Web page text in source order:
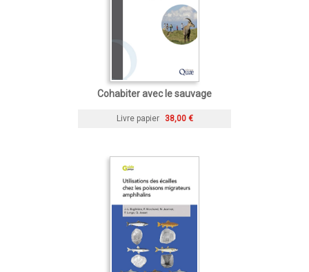
Cohabiter avec le sauvage
Livre papier 38,00 €